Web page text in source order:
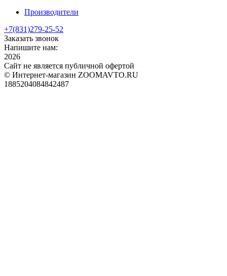
Производители
+7(831)279-25-52
Заказать звонок
Напишите нам:
2026
Сайт не является публичной офертой
© Интернет-магазин ZOOMAVTO.RU
1885204084842487